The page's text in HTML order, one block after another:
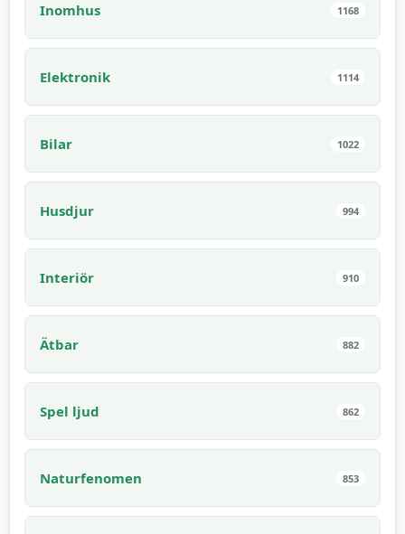
Inomhus 1168
Elektronik 1114
Bilar 1022
Husdjur 994
Interiör 910
Ätbar 882
Spel ljud 862
Naturfenomen 853